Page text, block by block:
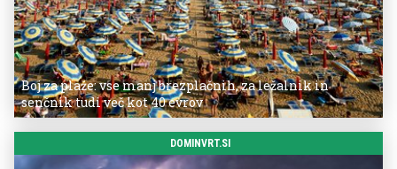
Boj za plaže: vse manj brezplačnih, za ležalnik in
senčnik tudi več kot 40 evrov
DOMINVRT.SI